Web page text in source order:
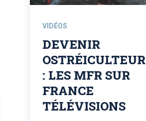
VIDÉOS
DEVENIR
OSTRÉICULTEUR
: LES MFR SUR
FRANCE
TÉLÉVISIONS